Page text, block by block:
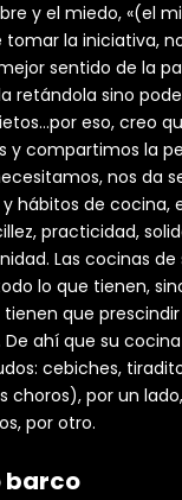
y el miedo, «(el
la iniciativa,
sentido de la
retándola sino
eso, creo
y compartimos la
nos da
hábitos de cocina,
practicidad,
Las cocinas de
lo que tienen,
que
ahí que su
cebiches,
choros), por un
por otro.
barco